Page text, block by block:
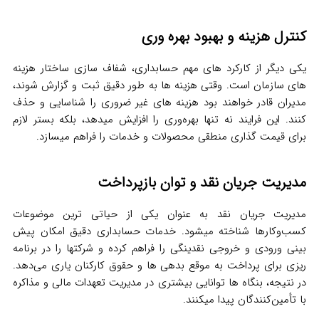
کنترل هزینه و بهبود بهره وری
یکی دیگر از کارکرد های مهم حسابداری، شفاف سازی ساختار هزینه
های سازمان است. وقتی هزینه ها به طور دقیق ثبت و گزارش شوند،
مدیران قادر خواهند بود هزینه های غیر ضروری را شناسایی و حذف
کنند. این فرایند نه تنها بهره‌وری را افزایش میدهد، بلکه بستر لازم
برای قیمت گذاری منطقی محصولات و خدمات را فراهم میسازد.
مدیریت جریان نقد و توان بازپرداخت
مدیریت جریان نقد به عنوان یکی از حیاتی ترین موضوعات
کسب‌وکارها شناخته میشود. خدمات حسابداری دقیق امکان پیش
بینی ورودی و خروجی نقدینگی را فراهم کرده و شرکتها را در برنامه
ریزی برای پرداخت به موقع بدهی ها و حقوق کارکنان یاری می‌دهد.
در نتیجه، بنگاه ها توانایی بیشتری در مدیریت تعهدات مالی و مذاکره
با تأمین‌کنندگان پیدا میکنند.